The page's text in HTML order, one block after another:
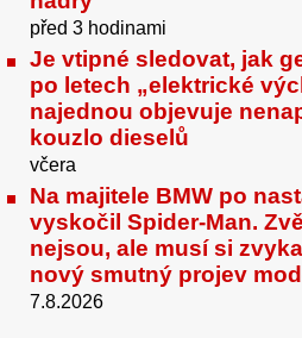
před 3 hodinami
Je vtipné sledovat, jak
po letech „elektrické
najednou objevuje
kouzlo dieselů
včera
Na majitele BMW po
vyskočil Spider-Man.
nejsou, ale musí si
nový smutný projev
7.8.2026